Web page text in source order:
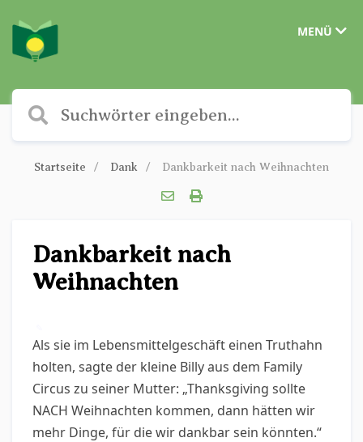
MENÜ
Startseite Dank Dankbarkeit nach Weihnachten
Dankbarkeit nach
Weihnachten
Als sie im Lebensmittelgeschäft einen Truthahn
holten, sagte der kleine Billy aus dem Family
Circus zu seiner Mutter: „Thanksgiving sollte
NACH Weihnachten kommen, dann hätten wir
mehr Dinge, für die wir dankbar sein könnten.“